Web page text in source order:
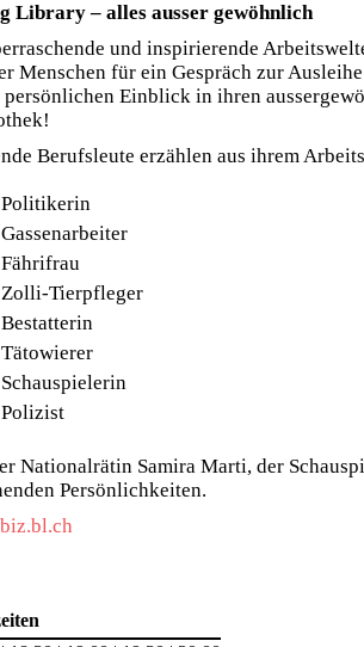
Library – alles ausser gewöhnlich
und inspirierende
Menschen für ein Gespräch zur
persönlichen Einblick in ihren
Berufsleute erzählen aus ihrem
Politikerin
Gassenarbeiter
Fährifrau
Zolli-Tierpfleger
Bestatterin
Tätowierer
Schauspielerin
Polizist
Nationalrätin Samira Marti, der
Persönlichkeiten.